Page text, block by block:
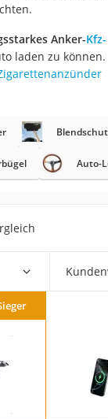
Anker-Kfz-
laden zu können.
Auto-